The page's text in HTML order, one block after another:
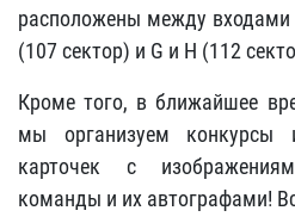
расположены между входами
(107 сектор) и G и H (112
Кроме того, в ближайшее
мы организуем конкурсы
карточек с
команды и их автографами!